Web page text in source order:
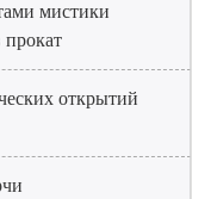
мистики
прокат
открытий